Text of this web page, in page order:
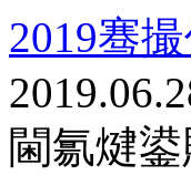
2019骞
閫氱煡